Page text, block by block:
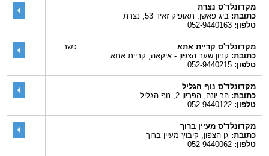
מקדונלד'ס נצרת
כתובת:ביג פאשן, תאופיק זאיד 53, נצרת
טלפון:052-9440163
מקדונלד'ס קריית אתא
כתובת:קניון שער הצפון - איקאה, קריית אתא
טלפון:052-9440215
כשר
מקדונלד'ס נוף הגליל
כתובת:הר יונה, הפריון 2, נוף הגליל
טלפון:052-9440122
מקדונלד'ס מעיין ברוך
כתובת:גן הצפון, קיבוץ מעיין ברוך
טלפון:052-9440062